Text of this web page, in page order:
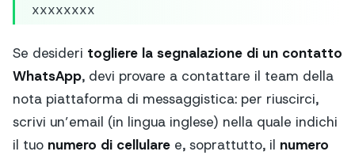
xxxxxxxx
Se desideri togliere la segnalazione di un contatto
WhatsApp, devi provare a contattare il team della
nota piattaforma di messaggistica: per riuscirci,
scrivi un’email (in lingua inglese) nella quale indichi
il tuo numero di cellulare e, soprattutto, il numero